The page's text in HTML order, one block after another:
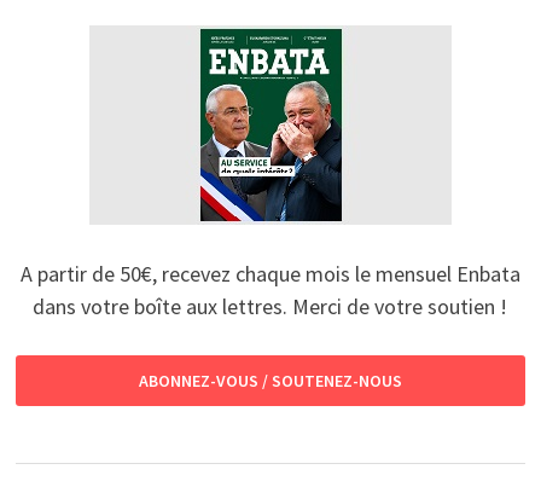
A partir de 50€, recevez chaque mois le mensuel Enbata
dans votre boîte aux lettres. Merci de votre soutien !
ABONNEZ-VOUS / SOUTENEZ-NOUS